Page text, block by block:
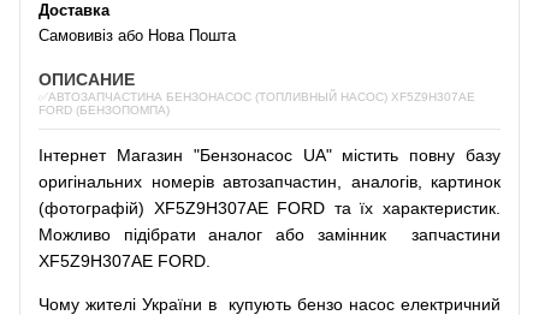
Доставка
Самовивіз або Нова Пошта
ОПИСАНИЕ
✅АВТОЗАПЧАСТИНА БЕНЗОНАСОС (ТОПЛИВНЫЙ НАСОС) XF5Z9H307AE
FORD (БЕНЗОПОМПА)
Інтернет Магазин "Бензонасос UA" містить повну базу
оригінальних номерів автозапчастин аналогів,
картинок
(фотографій) XF5Z9H307AE FORD та їх характеристик.
Можливо
підібрати аналог або замінникзапчастини
XF5Z9H307AE FORD.
Чому жителі України в купують бензо насос електричний